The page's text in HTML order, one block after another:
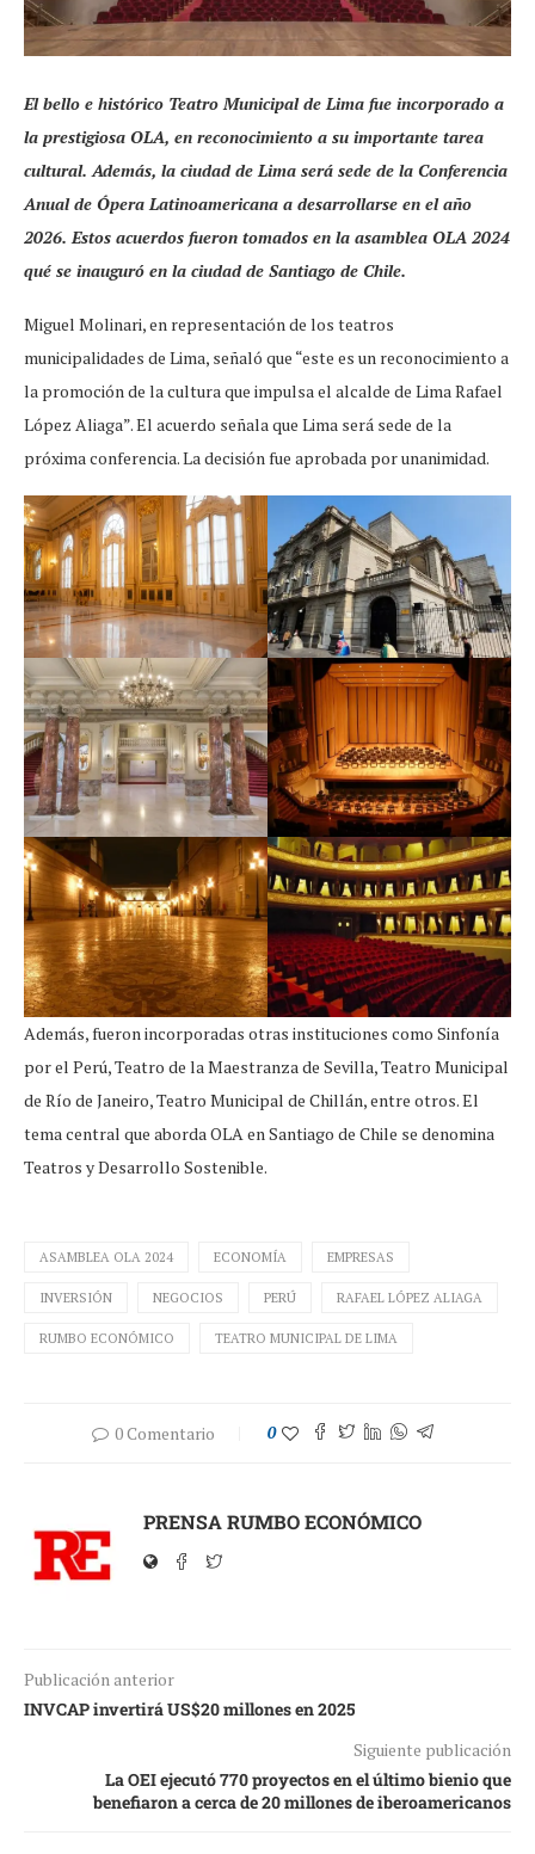
El bello e histórico Teatro Municipal de Lima fue incorporado a
la prestigiosa OLA, en reconocimiento a su importante tarea
cultural. Además, la ciudad de Lima será sede de la Conferencia
Anual de Ópera Latinoamericana a desarrollarse en el año
2026. Estos acuerdos fueron tomados en la asamblea OLA 2024
qué se inauguró en la ciudad de Santiago de Chile.
Miguel Molinari, en representación de los teatros
municipalidades de Lima, señaló que “este es un reconocimiento a
la promoción de la cultura que impulsa el alcalde de Lima Rafael
López Aliaga”. El acuerdo señala que Lima será sede de la
próxima conferencia. La decisión fue aprobada por unanimidad.
Además, fueron incorporadas otras instituciones como Sinfonía
por el Perú, Teatro de la Maestranza de Sevilla, Teatro Municipal
de Río de Janeiro, Teatro Municipal de Chillán, entre otros. El
tema central que aborda OLA en Santiago de Chile se denomina
Teatros y Desarrollo Sostenible.
ASAMBLEA OLA 2024 ECONOMÍA EMPRESAS
INVERSIÓN NEGOCIOS PERÚ RAFAEL LÓPEZ ALIAGA
RUMBO ECONÓMICO TEATRO MUNICIPAL DE LIMA
0 Comentario 0
PRENSA RUMBO ECONÓMICO
Publicación anterior
INVCAP invertirá US$20 millones en 2025
Siguiente publicación
La OEI ejecutó 770 proyectos en el último bienio que
benefiaron a cerca de 20 millones de iberoamericanos